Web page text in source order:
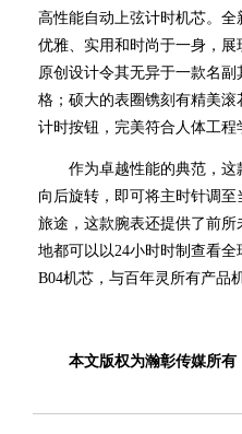
高性能自动上弦计时机芯。全
优雅、实用和时尚于一身，
原创设计令其无异于一款名
格；硕大的表圈镌刻有精美
计时按钮，完美符合人体工程
作为卓越性能的典范，这
向后旋转，即可将主时针调
旅途，这款腕表还提供了前
地都可以以24小时时制查看
B04机芯，与百年灵所有产品
本文版权为瀚彰传媒所有